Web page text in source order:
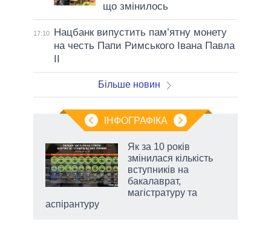
що змінилось
17:10
Нацбанк випустить пам’ятну монету
на честь Папи Римського Івана Павла
Більше новин
ІНФОГРАФІКА
Як за 10 років
змінилася кількість
вступників на
бакалаврат,
магістратуру та
аспірантуру